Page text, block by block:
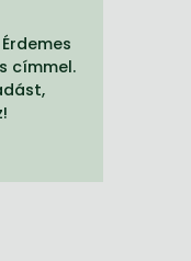
címmel.